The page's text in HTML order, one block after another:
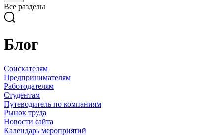
Все разделы
Блог
Соискателям
Предпринимателям
Работодателям
Студентам
Путеводитель по компаниям
Рынок труда
Новости сайта
Календарь мероприятий